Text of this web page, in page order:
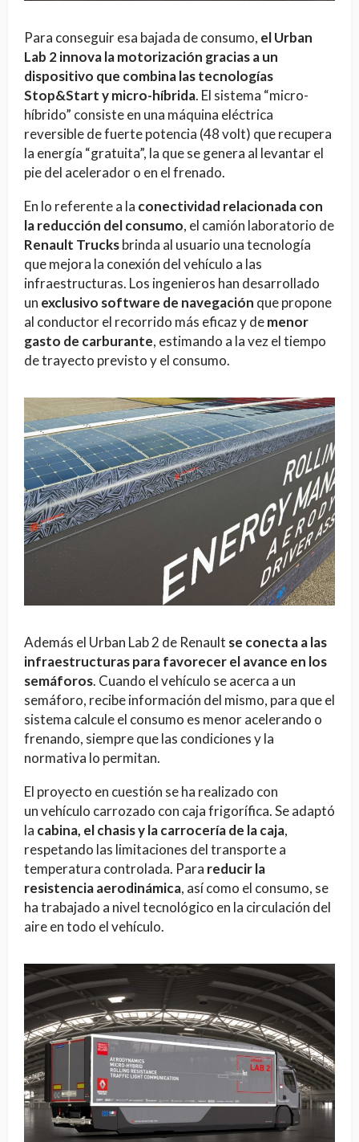
Para conseguir esa bajada de consumo, el Urban
Lab 2 innova la motorización gracias a un
dispositivo que combina las tecnologías
Stop&Start y micro-híbrida. El sistema “micro-
híbrido” consiste en una máquina eléctrica
reversible de fuerte potencia (48 volt) que recupera
la energía “gratuita”, la que se genera al levantar el
pie del acelerador o en el frenado.
En lo referente a la conectividad relacionada con
la reducción del consumo, el camión laboratorio de
Renault Trucksbrinda al usuario una tecnología
que mejora la conexión del vehículo a las
infraestructuras. Los ingenieros han desarrollado
un exclusivo software de navegación que propone
al conductor el recorrido más eficaz y demenor
gasto de carburante, estimando a la vez el tiempo
de trayecto previsto y el consumo.
Además el Urban Lab 2 de Renault se conecta a las
infraestructuras para favorecer el avance en los
semáforos. Cuando el vehículo se acerca a un
semáforo, recibe información del mismo, para que el
sistema calcule el consumo es menor acelerando o
frenando, siempre que las condiciones y la
normativa lo permitan.
El proyecto en cuestión se ha realizado con
un vehículo carrozado con caja frigorífica. Se adaptó
la cabina, el chasis y la carrocería de la caja,
respetando las limitaciones del transporte a
temperatura controlada. Para reducir la
resistencia aerodinámica, así como el consumo, se
ha trabajado a nivel tecnológico en la circulación del
aire en todo el vehículo.